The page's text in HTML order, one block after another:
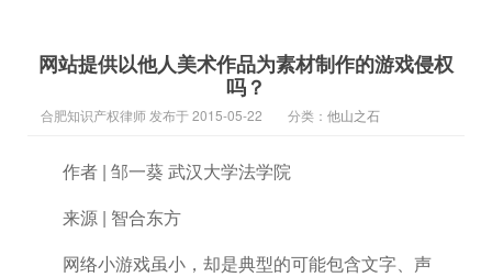
网站提供以他人美术作品为素材制作的游戏侵权
吗？
合肥知识产权律师 发布于 2015-05-22 分类： 他山之石
作者 | 邹一葵 武汉大学法学院
来源 | 智合东方
网络小游戏虽小，却是典型的可能包含文字、声